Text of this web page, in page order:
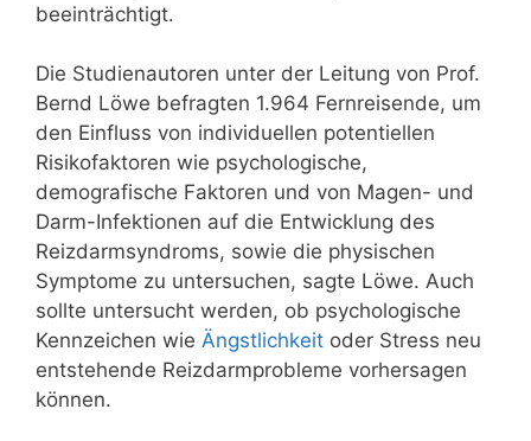
beeinträchtigt.
Die Studienautoren unter der Leitung von Prof.
Bernd Löwe befragten 1.964 Fernreisende, um
den Einfluss von individuellen potentiellen
Risikofaktoren wie psychologische,
demografische Faktoren und von Magen- und
Darm-Infektionen auf die Entwicklung des
Reizdarmsyndroms, sowie die physischen
Symptome zu untersuchen, sagte Löwe. Auch
sollte untersucht werden, ob psychologische
Kennzeichen wie Ängstlichkeit oder Stress neu
entstehende Reizdarmprobleme vorhersagen
können.